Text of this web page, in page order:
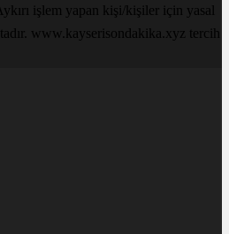
işlem yapan kişi/kişiler için yasal
www.kayserisondakika.xyz tercih